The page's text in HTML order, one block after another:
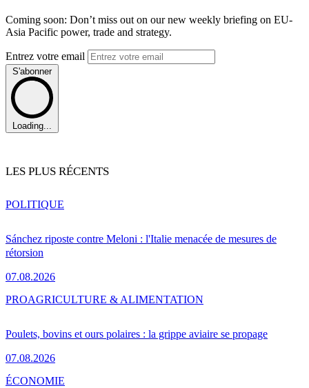
Coming soon: Don’t miss out on our new weekly briefing on EU-
Asia Pacific power, trade and strategy.
Entrez votre email
S'abonner
Loading...
LES PLUS RÉCENTS
Sánchez riposte contre Meloni : l'Italie menacée de mesures de
rétorsion
07.08.2026
POLITIQUE
Poulets, bovins et ours polaires : la grippe aviaire se propage
07.08.2026
PROAGRICULTURE & ALIMENTATION
ÉCONOMIE